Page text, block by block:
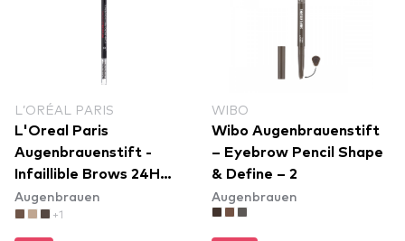
L’ORÉAL PARIS
L'Oreal Paris
Augenbrauenstift -
Infaillible Brows 24H
Micro Precision Pencil -
Blonde
Augenbrauen
+1
WIBO
Wibo Augenbrauenstift
– Eyebrow Pencil Shape
& Define – 2
Augenbrauen